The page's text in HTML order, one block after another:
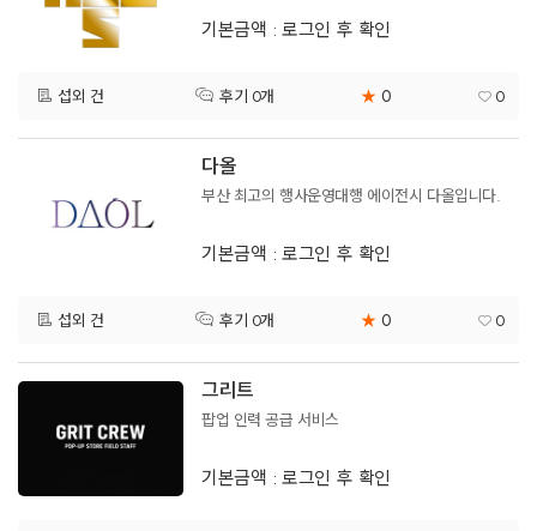
기본금액 : 로그인 후 확인
섭외 건 후기 0개 ★ 0 0
다올
부산 최고의 행사운영대행 에이전시 다올입니다.
기본금액 : 로그인 후 확인
섭외 건 후기 0개 ★ 0 0
그리트
팝업 인력 공급 서비스
기본금액 : 로그인 후 확인